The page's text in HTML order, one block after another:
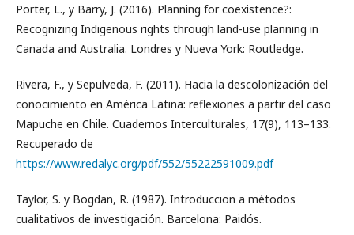
Porter, L., y Barry, J. (2016). Planning for coexistence?:
Recognizing Indigenous rights through land-use planning in
Canada and Australia. Londres y Nueva York: Routledge.
Rivera, F., y Sepulveda, F. (2011). Hacia la descolonización del
conocimiento en América Latina: reflexiones a partir del caso
Mapuche en Chile. Cuadernos Interculturales, 17(9), 113–133.
Recuperado de
https://www.redalyc.org/pdf/552/55222591009.pdf
Taylor, S. y Bogdan, R. (1987). Introduccion a métodos
cualitativos de investigación. Barcelona: Paidós.